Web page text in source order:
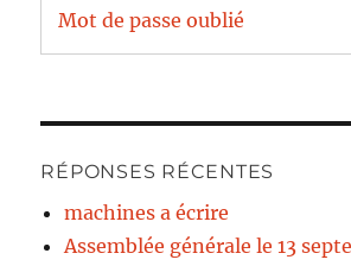
Mot de passe oublié
RÉPONSES RÉCENTES
machines a écrire
Assemblée générale le 13